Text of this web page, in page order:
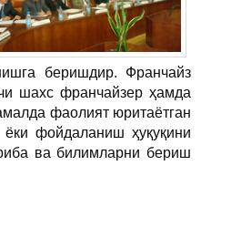
беришдир. Франчайз
шахс франчайзер ҳамда
фаолият юритаётган
фойдаланиш ҳуқуқини
ва билимларни бериш